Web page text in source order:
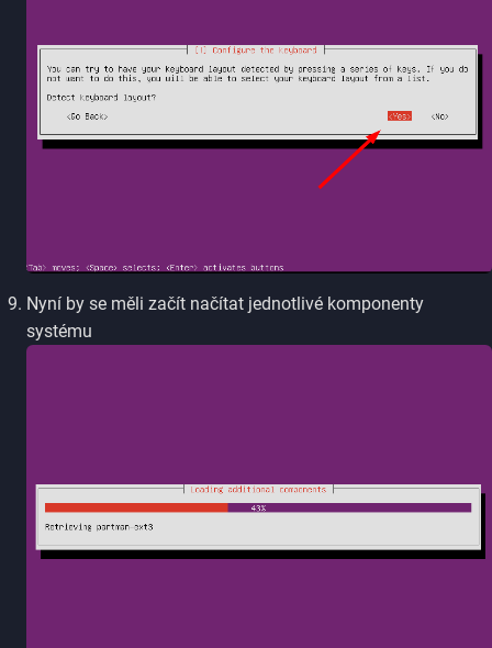
Nyní by se měli začít načítat jednotlivé komponenty
systému